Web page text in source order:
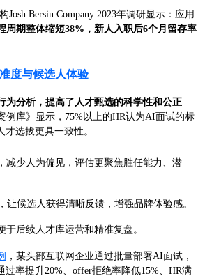
Josh Bersin Company 2023年调研显示：应用
周期整体缩短38%，新人入职后6个月留存率
度与候选人体验
为分析，提高了人才甄选的科学性和公正
例库》显示，75%以上的HR认为AI面试的标
选拔更具一致性。
减少人为偏见，评估更聚焦胜任能力、潜
让候选人获得清晰反馈，增强品牌体验感。
于后续人才库运营和精准复盘。
，某头部互联网企业通过批量部署AI面试，
过率提升20%、offer拒绝率降低15%、HR满